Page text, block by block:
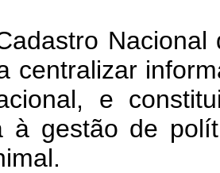
Nacional
centralizar
e
à gestão de